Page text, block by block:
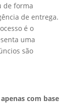
de forma
de entrega.
é o
uma
são
com base